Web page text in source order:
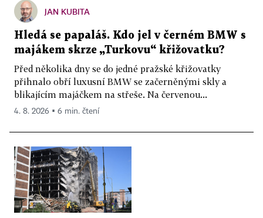
JAN KUBITA
Hledá se papaláš. Kdo jel v černém BMW s
majákem skrze „Turkovu“ křižovatku?
Před několika dny se do jedné pražské křižovatky
přihnalo obří luxusní BMW se začerněnými skly a
blikajícím majáčkem na střeše. Na červenou...
4. 8. 2026 ▪ 6 min. čtení